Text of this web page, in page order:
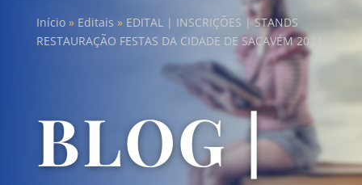
Início» Editais » EDITAL | INSCRIÇÕES | STANDS
RESTAURAÇÃO FESTAS DA CIDADE DE SACAVÉM 2024
BLOG |